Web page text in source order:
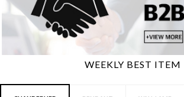
WEEKLY BEST ITEM